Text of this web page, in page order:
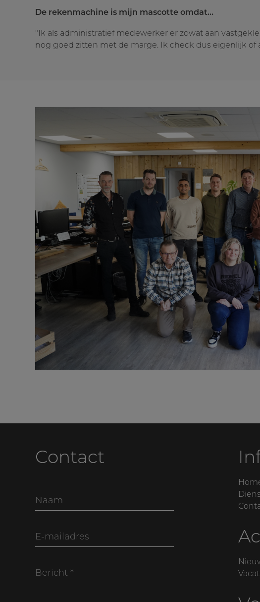
De rekenmachine is mijn mascotte omdat…
"Ik als administratief medewerker er zowat aan
nog goed zitten met de marge. Ik check dus eigenlijk of
Contact